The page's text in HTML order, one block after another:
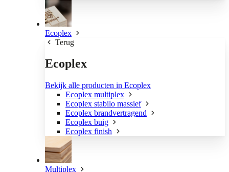
Ecoplex
Terug
Ecoplex
Bekijk alle producten in Ecoplex
Ecoplex multiplex
Ecoplex stabilo massief
Ecoplex brandvertragend
Ecoplex buig
Ecoplex finish
Multiplex